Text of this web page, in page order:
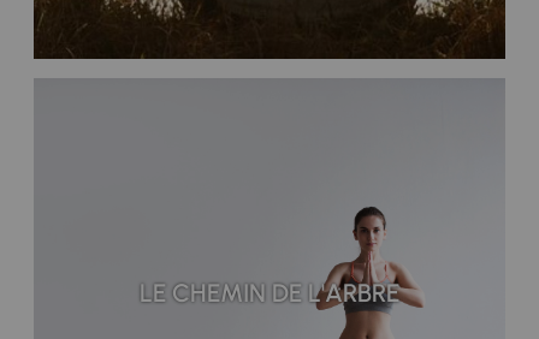
LE CHEMIN DE L'ARBRE